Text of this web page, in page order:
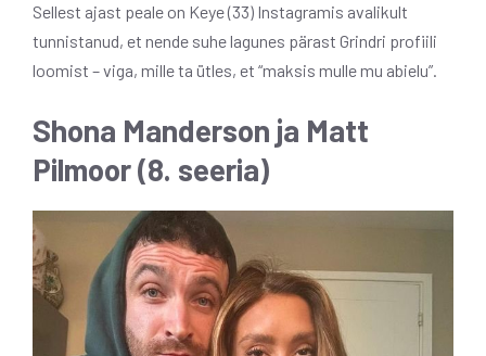
Sellest ajast peale on Keye (33) Instagramis avalikult
tunnistanud, et nende suhe lagunes pärast Grindri profiili
loomist – viga, mille ta ütles, et “maksis mulle mu abielu”.
Shona Manderson ja Matt
Pilmoor (8. seeria)